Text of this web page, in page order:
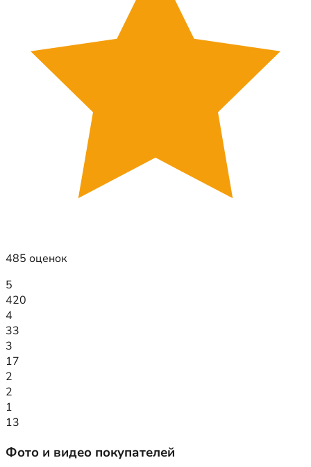
485 оценок
5
420
4
33
3
17
2
2
1
13
Фото и видео покупателей